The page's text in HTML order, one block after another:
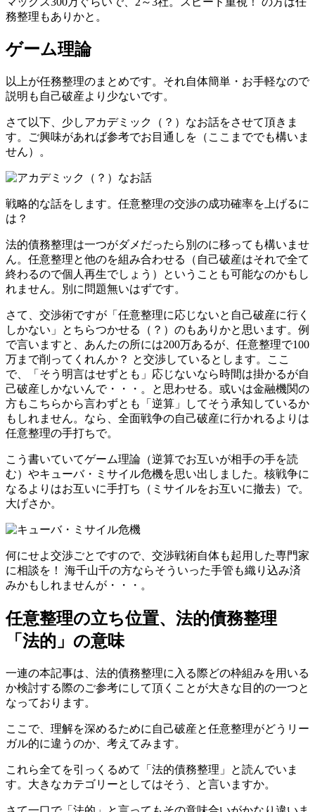
務整理もありかと。
ゲーム理論
以上が任務整理のまとめです。それ自体簡単・お手軽なので
説明も自己破産より少ないです。
さて以下、少しアカデミック（？）なお話をさせて頂きま
す。ご興味があれば参考でお目通しを（ここまででも構いま
せん）。
戦略的な話をします。任意整理の交渉の成功確率を上げるに
は？
法的債務整理は一つがダメだったら別のに移っても構いませ
ん。任意整理と他のを組み合わせる（自己破産はそれで全て
終わるので個人再生でしょう）ということも可能なのかもし
れません。別に問題無いはずです。
さて、交渉術ですが「任意整理に応じないと自己破産に行く
しかない」とちらつかせる（？）のもありかと思います。例
で言いますと、あんたの所には200万あるが、任意整理で100
万まで削ってくれんか？ と交渉しているとします。ここ
で、「そう明言はせずとも」応じないなら時間は掛かるが自
己破産しかないんで・・・。と思わせる。或いは金融機関の
方もこちらから言わずとも「逆算」してそう承知しているか
もしれません。なら、全面戦争の自己破産に行かれるよりは
任意整理の手打ちで。
こう書いていてゲーム理論（逆算でお互いが相手の手を読
む）やキューバ・ミサイル危機を思い出しました。核戦争に
なるよりはお互いに手打ち（ミサイルをお互いに撤去）で。
大げさか。
何にせよ交渉ごとですので、交渉戦術自体も起用した専門家
に相談を！ 海千山千の方ならそういった手管も織り込み済
みかもしれませんが・・・。
任意整理の立ち位置、法的債務整理
「法的」の意味
一連の本記事は、法的債務整理に入る際どの枠組みを用いる
か検討する際のご参考にして頂くことが大きな目的の一つと
なっております。
ここで、理解を深めるために自己破産と任意整理がどうリー
ガル的に違うのか、考えてみます。
これら全てを引っくるめて「法的債務整理」と読んでいま
す。大きなカテゴリーとしてはそう、と言いますか。